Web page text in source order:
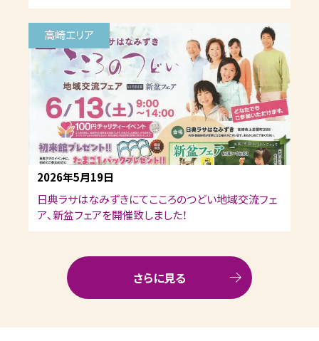
2026年5月19日
日典ラサはなみずきにてこころのつどい地域交流フェ
ア、新盆フェアを開催致しました！
高崎エリア
さらに見る